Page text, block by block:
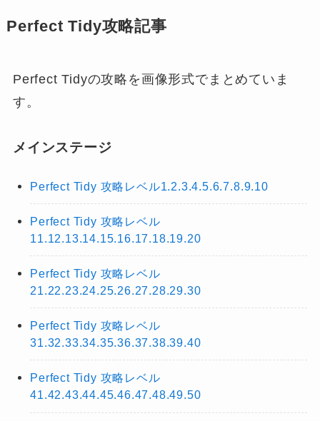
Perfect Tidy攻略記事
Perfect Tidyの攻略を画像形式でまとめていま
す。
メインステージ
Perfect Tidy 攻略レベル1.2.3.4.5.6.7.8.9.10
Perfect Tidy 攻略レベル
11.12.13.14.15.16.17.18.19.20
Perfect Tidy 攻略レベル
21.22.23.24.25.26.27.28.29.30
Perfect Tidy 攻略レベル
31.32.33.34.35.36.37.38.39.40
Perfect Tidy 攻略レベル
41.42.43.44.45.46.47.48.49.50